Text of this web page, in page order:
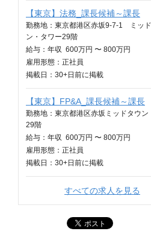
【東京】法務_課長候補～課長
勤務地：東京都港区赤坂9-7-1 ミッ
ン・タワー29階
給与： 年収 600万円 〜 800万円
雇用形態：正社員
掲載日： 30+日 前に掲載
【東京】FP&A_課長候補～課長
勤務地：東京都港区赤坂ミッドタウン
29階
給与： 年収 600万円 〜 800万円
雇用形態：正社員
掲載日： 30+日 前に掲載
すべての求人を見る